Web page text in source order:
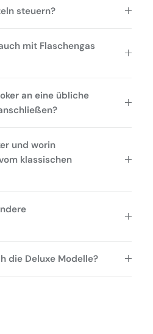
steuern?
mit Flaschengas
an eine übliche
und worin
klassischen
die Deluxe Modelle?